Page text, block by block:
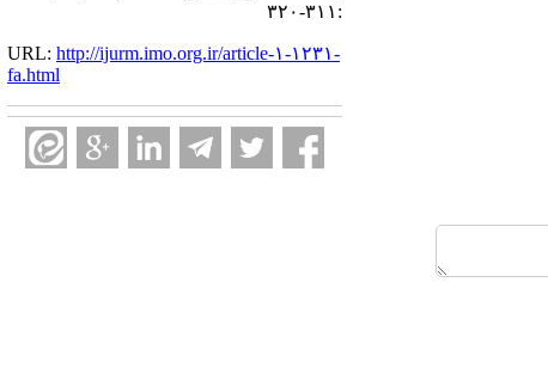
:۳۱۱-۳۲۰
URL: http://ijurm.imo.org.ir/article-۱-۱۲۳۱-
fa.html